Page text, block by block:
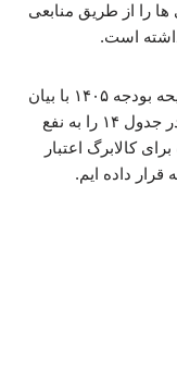
را از طریق منابعی
است.
غلامرضا تاجگردون رئیس کمیسیون تلفیق لایحه بودجه ۱۴۰۵ با بیان
اینکه با تنظیمات بودجه اعداد هدفمندسازی در جدول ۱۴ را به نفع
کالابرگ اعتبار